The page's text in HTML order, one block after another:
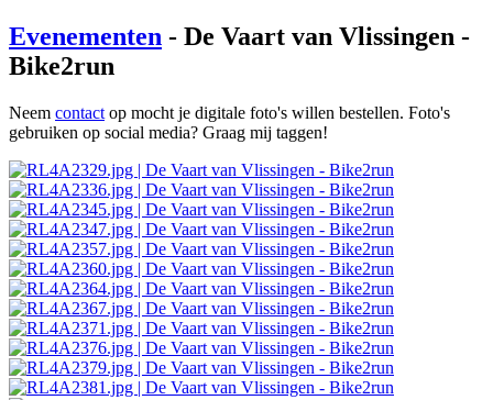
Evenementen - De Vaart van Vlissingen -
Bike2run
Neem contact op mocht je digitale foto's willen bestellen. Foto's
gebruiken op social media? Graag mij taggen!